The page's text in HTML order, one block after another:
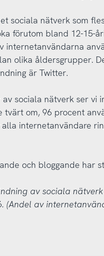
sociala nätverk som
förutom bland 12-15-
internetanvändarna
olika åldersgrupper.
är Twitter.
av sociala nätverk ser vi
tvärt om, 96 procent
internetanvändare
och bloggande har
av sociala
(Andel av